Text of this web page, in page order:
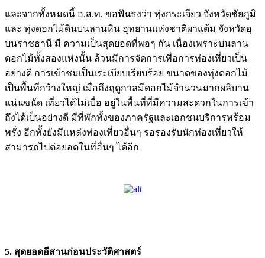
และจากทั้งหมดนี้ อ.ส.ท. ขอฟันธงว่า ทุ่งกระเจียว จังหวัดชัยภูมิ
และ ทุ่งดอกไม้ดินบนลานหิน อุทยานแห่งชาติผาแต้ม จังหวัดอุ
บนราชธานี มี ความเป็นสุดยอดที่พอๆ กัน เนื่องเพราะบนลาน
ดอกไม้ทั้งสองแห่งนั้น ล้วนมีการจัดการเพื่อการท่องเที่ยวเป็น
อย่างดี การเข้าชมเป็นเระเบียบเรียบร้อย ขนาดของทุ่งดอกไม้
เป็นพื้นที่กว้างใหญ่ เมื่อถึงฤดูกาลมีดอกไม้จำนวนมากผลิบาน
แน่นขนัด เที่ยวได้ไม่เบื่อ อยู่ในพื้นที่ที่มีความสะดวกในการเข้า
ถึงได้เป็นอย่างดี มีที่พักทั้งของภาครัฐและเอกชนบริการพร้อม
พรั่ง อีกทั้งยังมีแหล่งท่องเที่ยวอื่นๆ รอรองรับนักท่องเที่ยวให้
สามารถไปต่อยอดในที่อื่นๆ ได้อีก
5. สุดยอดอีสานก่อนประวัติศาสตร์